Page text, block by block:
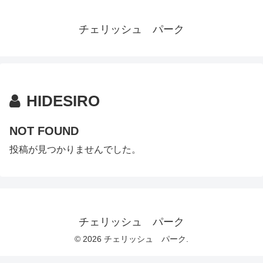
チェリッシュ パーク
HIDESIRO
NOT FOUND
投稿が見つかりませんでした。
チェリッシュ パーク
© 2026 チェリッシュ パーク.